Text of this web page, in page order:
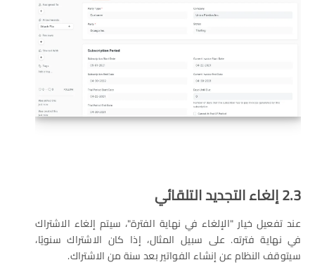
2.3 إلغاء التجديد التلقائي
عند تفعيل خيار "الإلغاء في نهاية الفترة"، سيتم إلغاء الاشتراك
في نهاية فترته. على سبيل المثال، إذا كان الاشتراك سنويًا،
سيتوقف النظام عن إنشاء الفواتير بعد سنة من الاشتراك.